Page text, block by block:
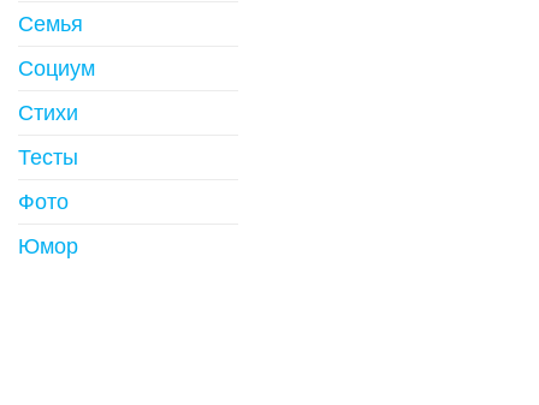
Семья
Социум
Стихи
Тесты
Фото
Юмор